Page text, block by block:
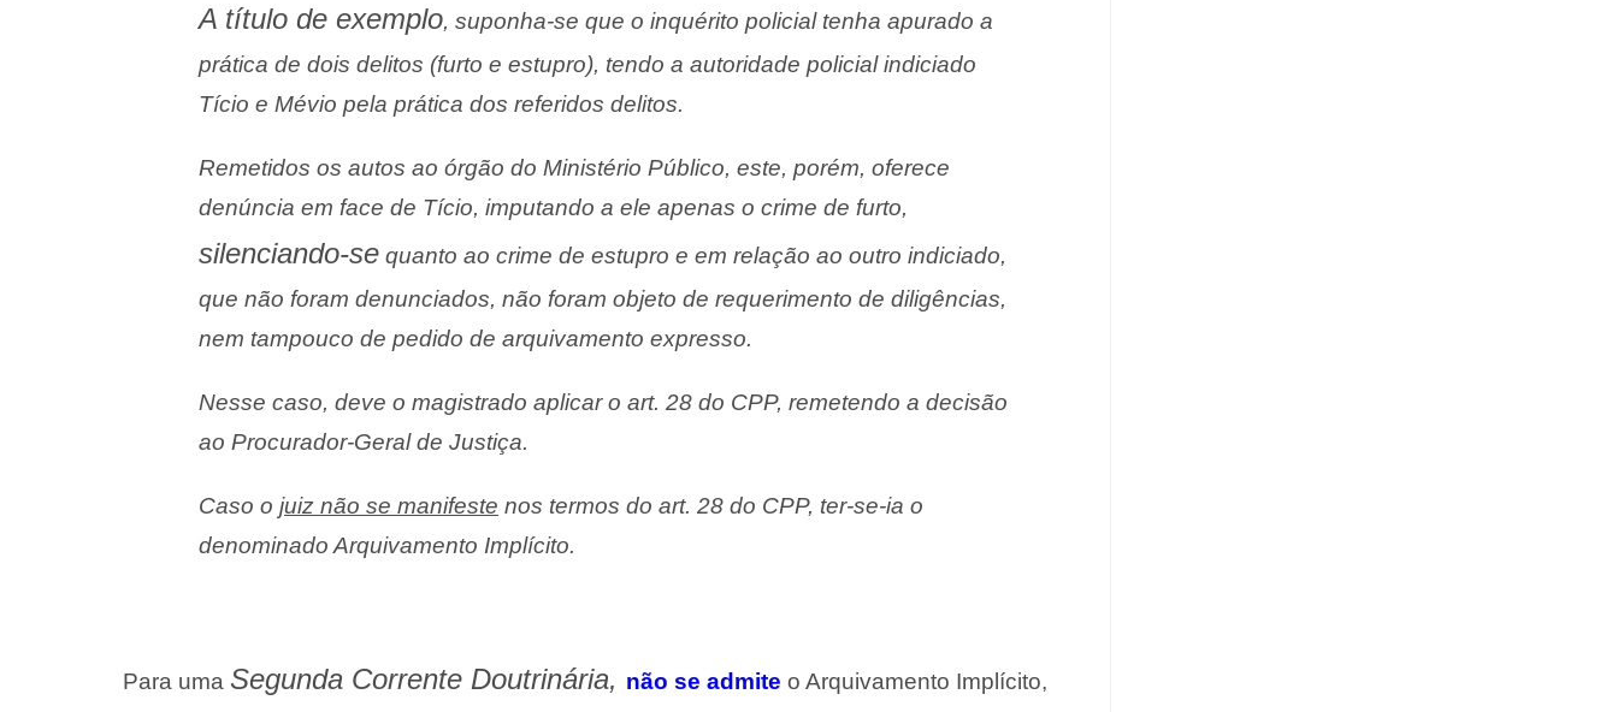
A título de exemplo, suponha-se que o inquérito policial tenha apurado a
prática de dois delitos (furto e estupro), tendo a autoridade policial indiciado
Tício e Mévio pela prática dos referidos delitos.
Remetidos os autos ao órgão do Ministério Público, este, porém, oferece
denúncia em face de Tício, imputando a ele apenas o crime de furto,
silenciando-se quanto ao crime de estupro e em relação ao outro indiciado,
que não foram denunciados, não foram objeto de requerimento de diligências,
nem tampouco de pedido de arquivamento expresso.
Nesse caso, deve o magistrado aplicar o art. 28 do CPP, remetendo a decisão
ao Procurador-Geral de Justiça.
Caso o juiz não se manifeste nos termos do art. 28 do CPP, ter-se-ia o
denominado Arquivamento Implícito.
Para uma Segunda Corrente Doutrinária, não se admite o Arquivamento Implícito,